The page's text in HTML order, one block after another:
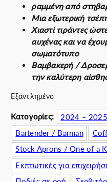
i
g
i
n
a
l
p
c
e
w
a
s
:
ρ
έ
χ
ο
υ
σ
α
μ
ή
ε
ί
ν
α
ραμμένη από
Μια εξωτερική
Χιαστί τιράντες
αυχένας και να
σωματότυπο
Βαμβακερή /
την καλύτερη
Εξαντλημένο
Κατογορίες: 2024 – 2025
Bartender / Barman
Stock Aprons / One of a
Εκπτωτικές για